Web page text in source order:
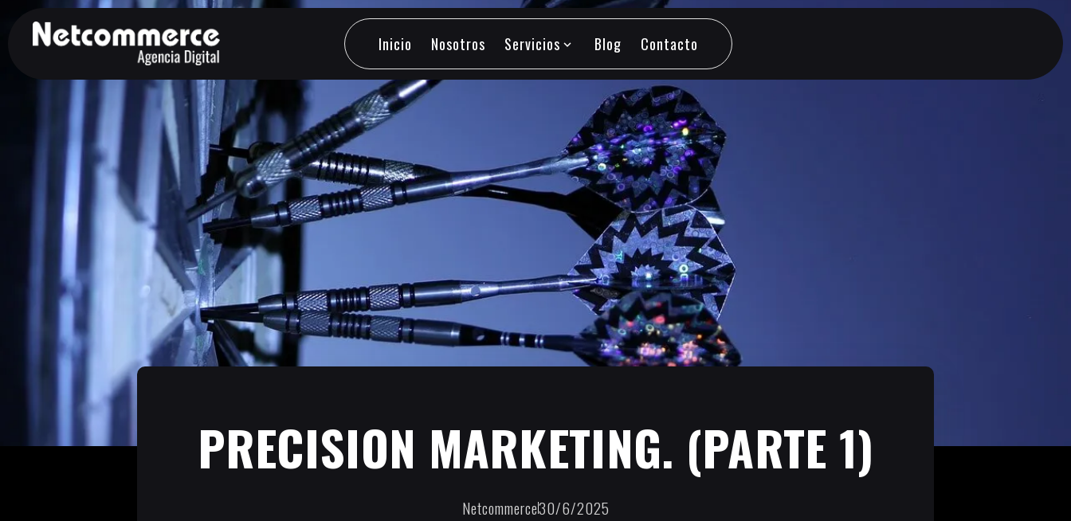
Inicio
Nosotros
Servicios expand_more
Blog
Contacto
PRECISION MARKETING. (PARTE 1)
Netcommerce30/6/2025